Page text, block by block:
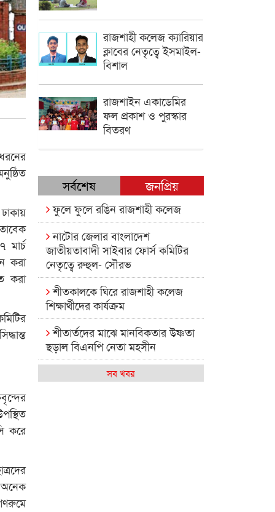
মার্চ
করা
করা
করে
রাজশাহী কলেজ ক্যারিয়ার
ক্লাবের নেতৃত্বে ইসমাইল-
বিশাল
রাজশাইন একাডেমির
ফল প্রকাশ ও পুরস্কার
বিতরণ
সর্বশেষ জনপ্রিয়
ফুলে ফুলে রঙিন রাজশাহী কলেজ
নাটোর জেলার বাংলাদেশ
জাতীয়তাবাদী সাইবার ফোর্স কমিটির
নেতৃত্বে রুহুল- সৌরভ
শীতকালকে ঘিরে রাজশাহী কলেজ
শিক্ষার্থীদের কার্যক্রম
শীতার্তদের মাঝে মানবিকতার উষ্ণতা
ছড়াল বিএনপি নেতা মহসীন
রাজশাহী কলেজের মিষ্টি বিকেল
সব খবর